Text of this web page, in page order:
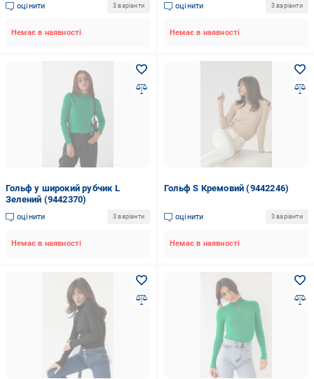
оцінити 3 варіанти
Немає в наявності
оцінити 3 варіанти
Немає в наявності
Гольф у широкий рубчик L
Зелений (9442370)
оцінити 3 варіанти
Немає в наявності
Гольф S Кремовий (9442246)
оцінити 3 варіанти
Немає в наявності